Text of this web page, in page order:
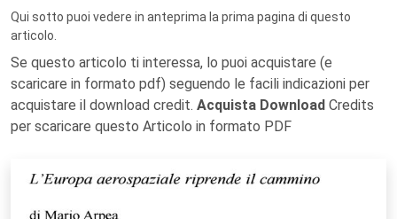
Qui sotto puoi vedere in anteprima la prima pagina di questo
articolo.
Se questo articolo ti interessa, lo puoi acquistare (e
scaricare in formato pdf) seguendo le facili indicazioni per
acquistare il download credit. Acquista Download Credits
per scaricare questo Articolo in formato PDF